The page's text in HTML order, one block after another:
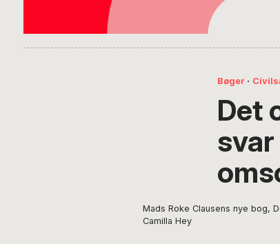
Bøger ·
Det
Mads Roke Clausens nye bog,
Camilla Hey